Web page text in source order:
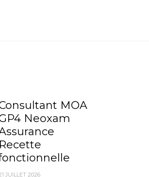
MOA
Neoxam
Recette
JUILLET 2026